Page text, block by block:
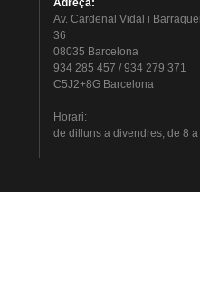
Adreça:
Av. Cardenal Vidal i
36
08035 Barcelona
934 285 457 / 934 279 371
C5J2+8G Barcelona
Horari:
de dillunsa divendres, de 8